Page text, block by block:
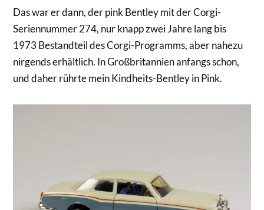
Das war er dann, der pink Bentley mit der Corgi-
Seriennummer 274, nur knapp zwei Jahre lang bis
1973 Bestandteil des Corgi-Programms, aber nahezu
nirgends erhältlich. In Großbritannien anfangs schon,
und daher rührte mein Kindheits-Bentley in Pink.